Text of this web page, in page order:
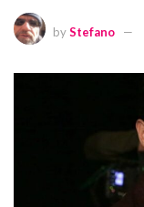
byStefano